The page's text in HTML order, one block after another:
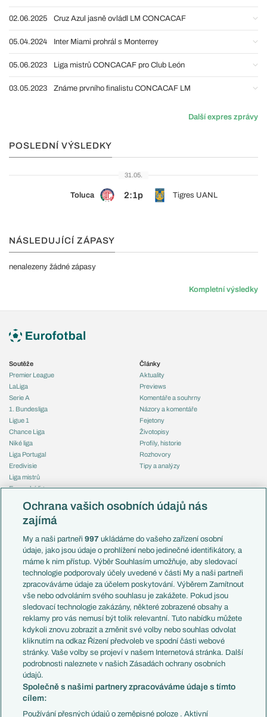
02.06.2025 Cruz Azul jasně ovládl LM CONCACAF
05.04.2024 Inter Miami prohrál s Monterrey
05.06.2023 Liga mistrů CONCACAF pro Club León
03.05.2023 Známe prvního finalistu CONCACAF LM
Další expres zprávy
POSLEDNÍ VÝSLEDKY
31.05.
Toluca 2:1p Tigres UANL
NÁSLEDUJÍCÍ ZÁPASY
nenalezeny žádné zápasy
Kompletní výsledky
Soutěže
Premier League
LaLiga
Serie A
1. Bundesliga
Ligue 1
Chance Liga
Niké liga
Liga Portugal
Eredivisie
Liga mistrů
Evropská liga
Mistrovství světa
Liga národů
Témata
Představení týmů MS
EuroSkauting
PL v kostce
Evropské koeficienty
Přestupy
Přestupové spekulace
Zranění
Kluby
Arsenal FC
Chelsea FC
Manchester United
AC Milán
Juventus FC
Články
Aktuality
Previews
Komentáře a souhrny
Názory a komentáře
Fejetony
Životopisy
Profily, historie
Rozhovory
Tipy a analýzy
Česko
Francie
Itálie
Německo
Španělsko
Argentina
Brazílie
Přestupy
Zápasy
Livescore
Tipovací soutěž
Ochrana vašich osobních údajů nás
zajímá
My a naši partneři997 ukládáme do vašeho zařízení osobní
údaje, jako jsou údaje o prohlížení nebo jedinečné identifikátory, a
máme k nim přístup. Výběr Souhlasím umožňuje, aby sledovací
technologie podporovaly účely uvedené v části My a naši partneři
zpracováváme údaje za účelem poskytování. Výběrem Zamítnout
vše nebo odvoláním svého souhlasu je zakážete. Pokud jsou
sledovací technologie zakázány, některé zobrazené obsahy a
reklamy pro vás nemusí být tolik relevantní. Tuto nabídku můžete
kdykoli znovu zobrazit a změnit své volby nebo souhlas odvolat
kliknutím na odkaz Řízení předvoleb ve spodní části webové
stránky. Vaše volby se projeví v našem Internetová stránka. Další
podrobnosti naleznete v našich Zásadách ochrany osobních
údajů.
Společně s našimi partnery zpracováváme údaje s tímto
cílem:
Používání přesných údajů o zeměpisné poloze . Aktivní